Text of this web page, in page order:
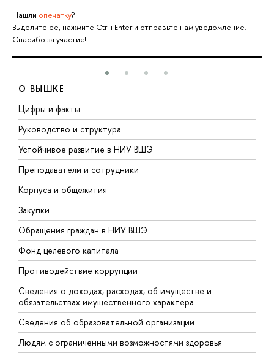
Нашли опечатку?
Выделите её, нажмите Ctrl+Enter и отправьте нам уведомление.
Спасибо за участие!
О ВЫШКЕ
Цифры и факты
Руководство и структура
Устойчивое развитие в НИУ ВШЭ
Преподаватели и сотрудники
Корпуса и общежития
Закупки
Обращения граждан в НИУ ВШЭ
Фонд целевого капитала
Противодействие коррупции
Сведения о доходах, расходах, об имуществе и
обязательствах имущественного характера
Сведения об образовательной организации
Людям с ограниченными возможностями здоровья